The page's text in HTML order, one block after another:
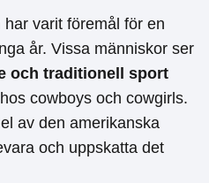
varit föremål för en
år. Vissa människor ser
och traditionell sport
cowboys och cowgirls.
av den amerikanska
och uppskatta det